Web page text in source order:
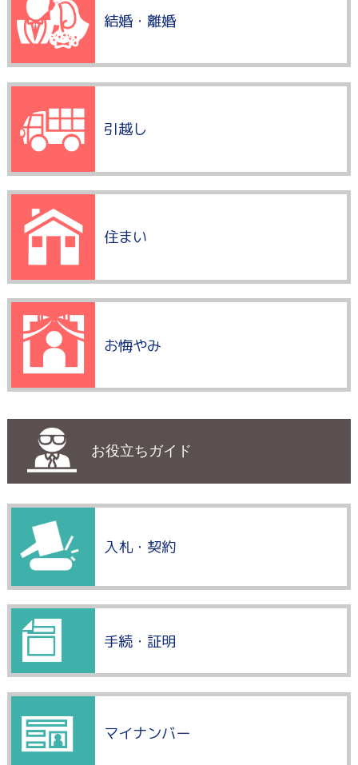
結婚・離婚
引越し
住まい
お悔やみ
お役立ちガイド
入札・契約
手続・証明
マイナンバー